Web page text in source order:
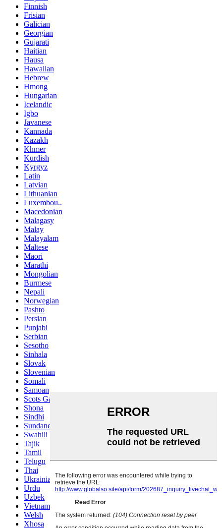
Finnish
Frisian
Galician
Georgian
Gujarati
Haitian
Hausa
Hawaiian
Hebrew
Hmong
Hungarian
Icelandic
Igbo
Javanese
Kannada
Kazakh
Khmer
Kurdish
Kyrgyz
Latin
Latvian
Lithuanian
Luxembou..
Macedonian
Malagasy
Malay
Malayalam
Maltese
Maori
Marathi
Mongolian
Burmese
Nepali
Norwegian
Pashto
Persian
Punjabi
Serbian
Sesotho
Sinhala
Slovak
Slovenian
Somali
Samoan
Scots Gaelic
Shona
Sindhi
Sundanese
Swahili
Tajik
Tamil
Telugu
Thai
Ukrainian
Urdu
Uzbek
Vietnamese
Welsh
Xhosa